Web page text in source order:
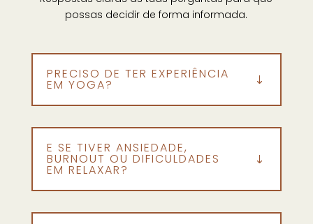
possas decidir de forma informada.
PRECISO DE TER EXPERIÊNCIA
EM YOGA?
E SE TIVER ANSIEDADE,
BURNOUT OU DIFICULDADES
EM RELAXAR?